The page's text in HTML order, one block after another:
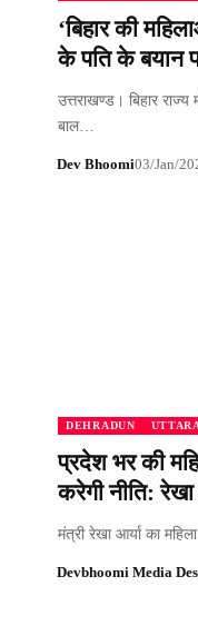
‘बिहार की
के पति के बयान
उत्तराखण्ड। बिहार
बाल…
Dev Bhoomi03/Jan/
DEHRADUN
प्रदेश भर की
करेगी नीति: रेखा
मंत्री रेखा आर्या का
Devbhoomi Media